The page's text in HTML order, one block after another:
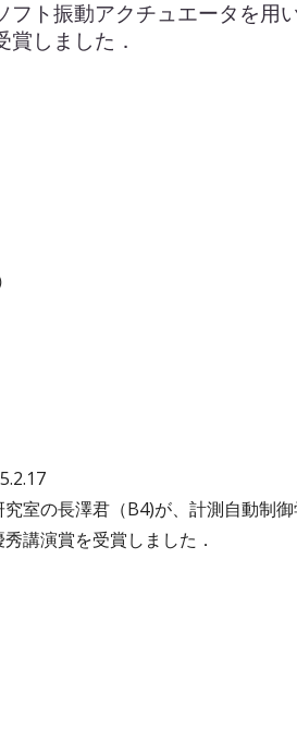
フト振動アクチュエータを用
賞しました．
究室の長澤君（B4)が、計測自動制
秀講演賞を受賞しました．